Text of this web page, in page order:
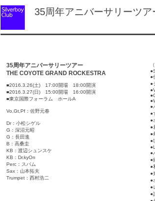
35周年アニバーサリーツア
35周年アニバーサリーツアー
THE COYOTE GRAND ROCKESTRA
■2016.3.26(土) 17:00開場 18:00開演
■2016.3.27(日) 15:00開場 16:00開演
■東京国際フォーラム ホールA
Vo,Gt,Pf：佐野元春
Dr：小松シゲル
G：深沼元昭
G：長田進
B：高桑圭
KB：渡辺シュンスケ
KB：Dr.kyOn
Perc：スパム
Sax：山本拓夫
Trumpet：西村浩二
●
●
●
●
●
●
●
●
●
●
●
●
●
●
●